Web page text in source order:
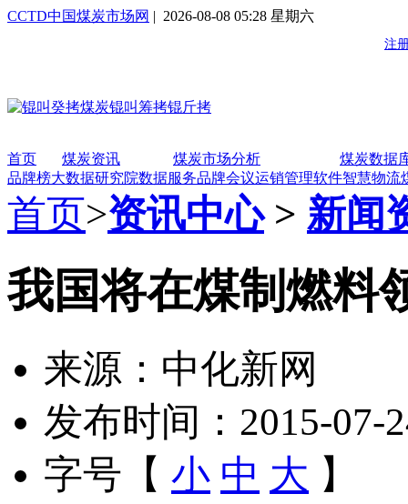
CCTD中国煤炭市场网 | 2026-08-08 05:28 星期六
首页 煤炭资讯 煤炭市场分析
煤炭数据
品牌榜大数据研究院数据服务品牌会议运销管理软件智慧物流
首页>资讯中心> 新闻
我国将在煤制燃料
来源：中化新网
发布时间：2015-07-
字号【 小 中 大 】